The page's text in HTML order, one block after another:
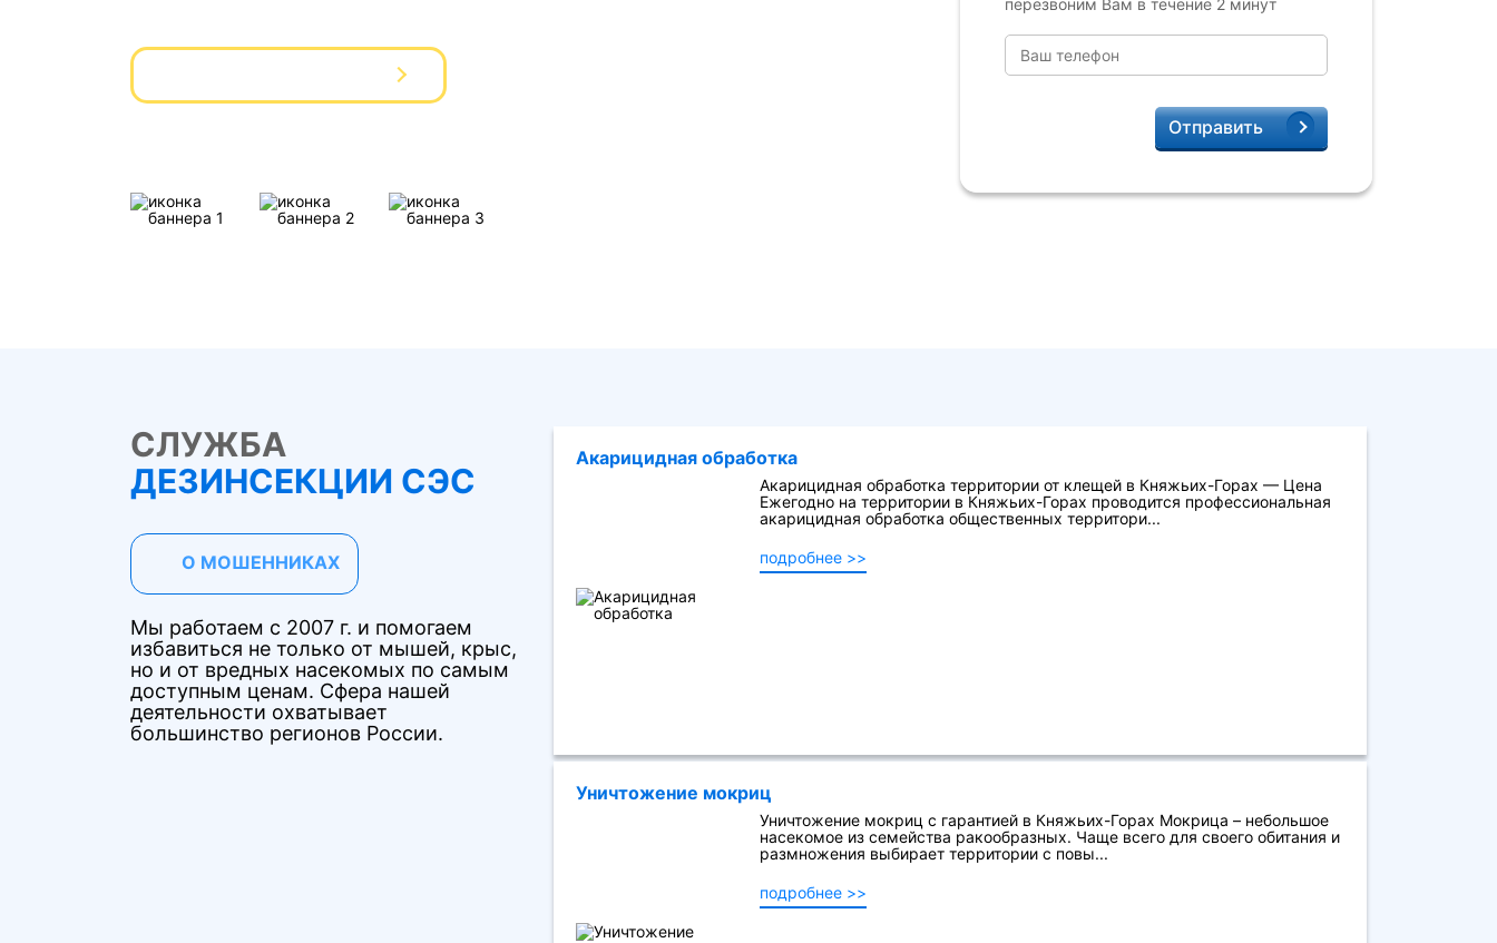
перезвоним Вам в течение 2 минут
Отправить
СЛУЖБА
ДЕЗИНСЕКЦИИ СЭС
О МОШЕННИКАХ
Мы работаем с 2007 г. и помогаем
избавиться не только от мышей, крыс,
но и от вредных насекомых по самым
доступным ценам. Сфера нашей
деятельности охватывает
большинство регионов России.
Акарицидная обработка
Акарицидная обработка территории от клещей в Княжьих-Горах — Цена
Ежегодно на территории в Княжьих-Горах проводится профессиональная
акарицидная обработка общественных территори...
подробнее >>
Уничтожение мокриц
Уничтожение мокриц с гарантией в Княжьих-Горах Мокрица – небольшое
насекомое из семейства ракообразных. Чаще всего для своего обитания и
размножения выбирает территории с повы...
подробнее >>